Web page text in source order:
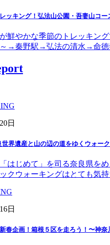
ッキング！弘法山公園・吾妻山コー
鮮やかな季節のトレッキン
～→秦野駅→弘法の清水→命
日
世界遺産と山の辺の道をゆくウォー
はじめて」を司る奈良県を
クウォーキングはとても気
日
春企画！箱根５区を走ろう！〜神奈